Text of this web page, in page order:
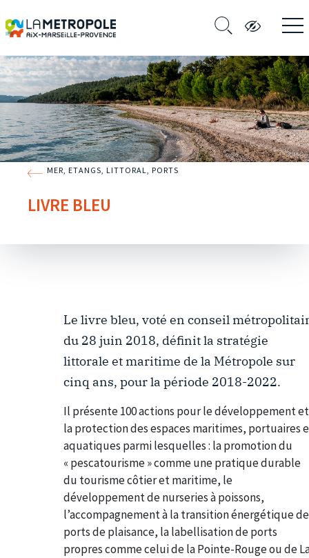
MER, ETANGS, LITTORAL, PORTS
LIVRE BLEU
Le livre bleu, voté en conseil
du 28 juin 2018, définit la stratégie
littorale et maritime de la Métropole sur
cinq ans, pour la période 2018-2022.
Il présente 100 actions pour le développement et
la protection des espaces maritimes, portuaires
aquatiques parmi lesquelles : la promotion du
« pescatourisme » comme une pratique durable
du tourisme côtier et maritime, le
développement de nurseries à poissons,
l’accompagnement à la transition énergétique
ports de plaisance, la labellisation de ports
propres comme celui de la Pointe-Rouge ou de